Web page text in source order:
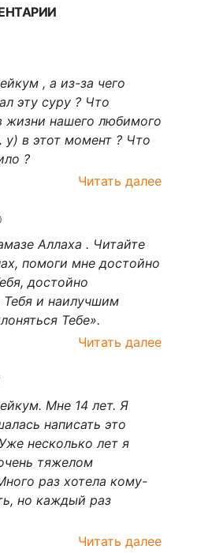
, а из-за чего
эту суру ? Что
жизни нашего любимого
у) в этот момент ? Что
?
Читать далее
Аллаха . Читайте
помоги мне достойно
достойно
Тебя и наилучшим
Тебе».
Читать далее
Мне 14 лет. Я
написать это
несколько лет я
тяжелом
раз хотела кому-
но каждый раз
Читать далее